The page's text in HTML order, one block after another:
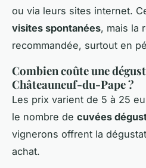
ou via leurs sites internet.
visites spontanées, mais la
recommandée, surtout en
Combien coûte une
Châteauneuf-du-Pape ?
Les prix varient de 5 à 25
le nombre de cuvées
vignerons offrent la
achat.